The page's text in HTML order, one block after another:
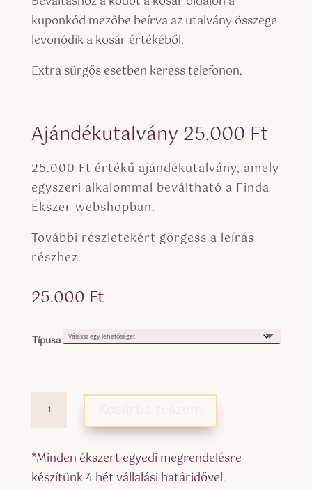
kuponkód mezőbe beírva az utalvány összege
levonódik a kosár értékéből.
Extra sürgős esetben keress telefonon.
Ajándékutalvány 25.000 Ft
25.000 Ft értékű ajándékutalvány, amely
egyszeri alkalommal beváltható a Finda
Ékszer webshopban.
További részletekért görgess a leírás
részhez.
25.000 Ft
Típusa
mennyiség
*Minden ékszert egyedi megrendelésre
készítünk 4 hét vállalási határidővel.